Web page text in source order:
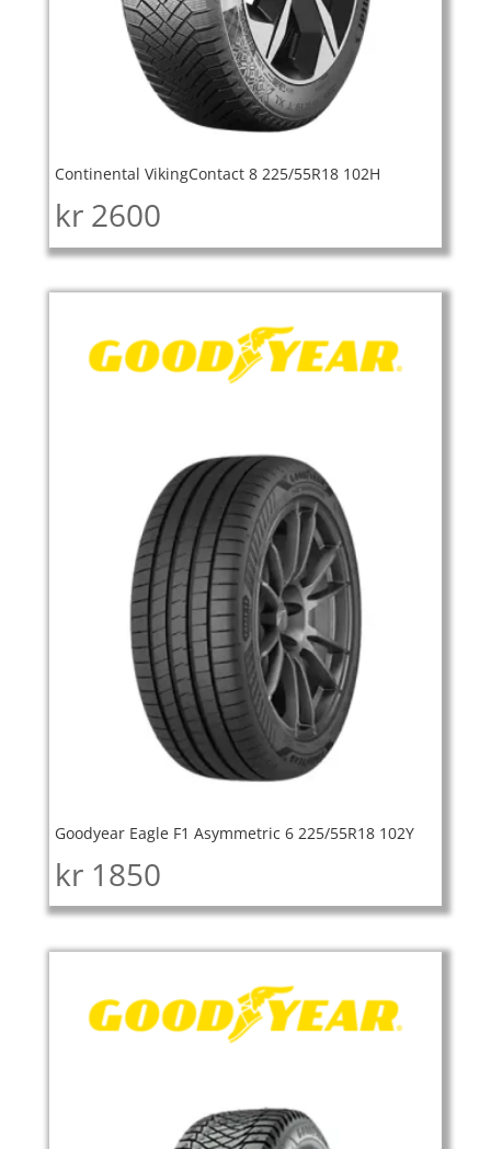
Continental VikingContact 8 225/55R18 102H
kr 2600
Goodyear Eagle F1 Asymmetric 6 225/55R18 102Y
kr 1850